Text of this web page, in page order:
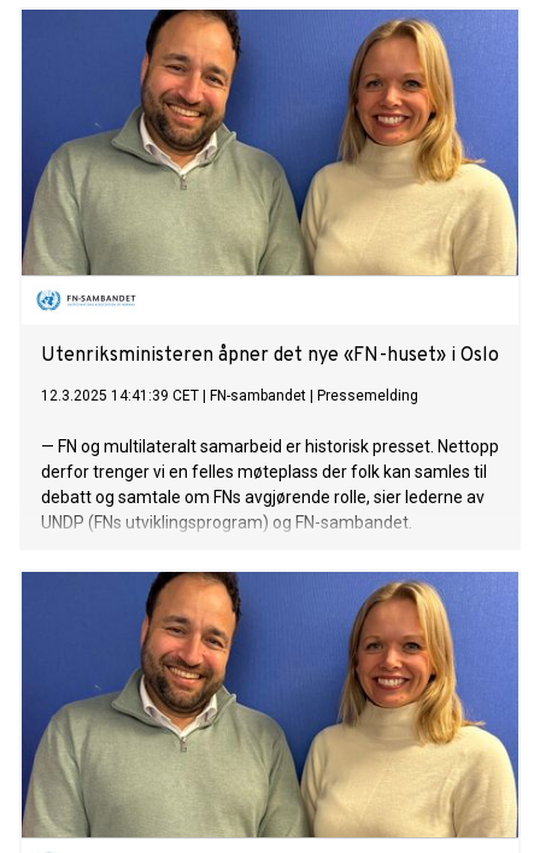
Utenriksministeren åpner det nye «FN-huset» i Oslo
12.3.2025 14:41:39 CET FN-sambandet Pressemelding
— FN og multilateralt samarbeid er historisk presset. Nettopp
derfor trenger vi en felles møteplass der folk kan samles til
debatt og samtale om FNs avgjørende rolle, sier lederne av
UNDP (FNs utviklingsprogram) og FN-sambandet.